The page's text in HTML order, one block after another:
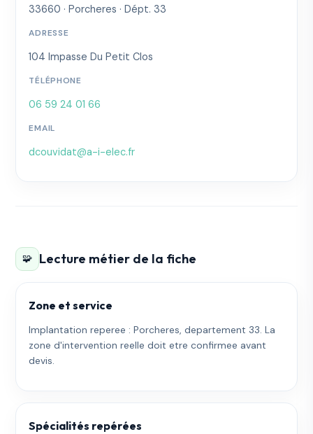
33660 · Porcheres · Dépt. 33
ADRESSE
104 Impasse Du Petit Clos
TÉLÉPHONE
06 59 24 01 66
EMAIL
dcouvidat@a-i-elec.fr
🧩 Lecture métier de la fiche
Zone et service
Implantation reperee : Porcheres, departement 33. La
zone d'intervention reelle doit etre confirmee avant
devis.
Spécialités repérées